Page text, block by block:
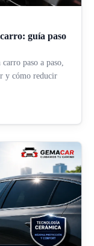
guía paso
paso a paso,
y cómo reducir